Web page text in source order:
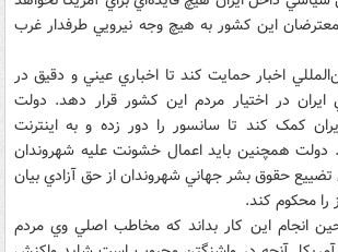
اين کشور به هيچ وجه نيرويي طرفدار غرب
اخبار حمايت کند تا اخباري عيني و دقيق در
ايران در اختيار مردم اين کشور قرار دهد. دولت
کمک کند تا سانسور را دور زده و به اينترنت
دولت همچنين بايد اعمال خشونت عليه شهروندان
تضييع حقوق بشر جهاني شهروندان از حق آزادي بيان
را محکوم کند.
انجام اين کار بداند که مخاطب اصلي وي مردم